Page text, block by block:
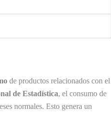
de productos relacionados con el
de Estadística, el consumo de
normales. Esto genera un